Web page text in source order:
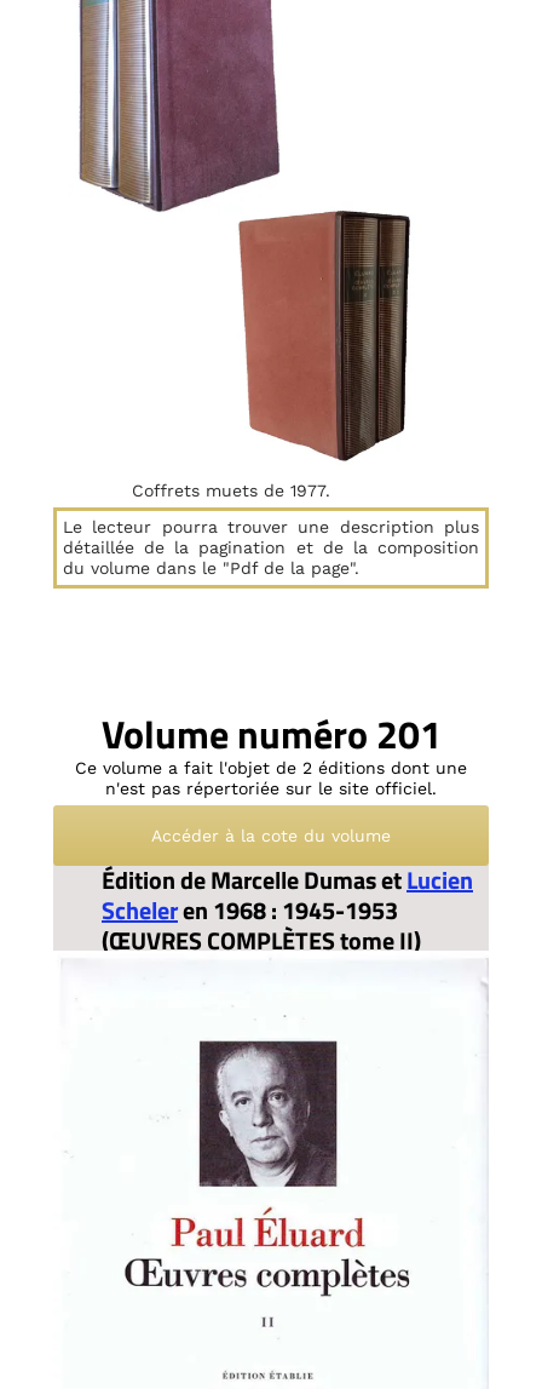
Coffrets muets de 1977.
Volume numéro 201
Ce volume a fait l'objet de 2 éditions dont une
n'est pas répertoriée sur le site officiel.
Accéder à la cote du volume
Édition de Marcelle Dumas etLucien
Scheleren 1968 : 1945-1953
(ŒUVRES COMPLÈTES tome II)
Le lecteur pourra trouver une description plus
détaillée de la pagination et de la composition
du volume dans le "Pdf de la page".